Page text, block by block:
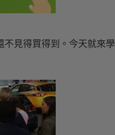
不見得買得到。今天就來學